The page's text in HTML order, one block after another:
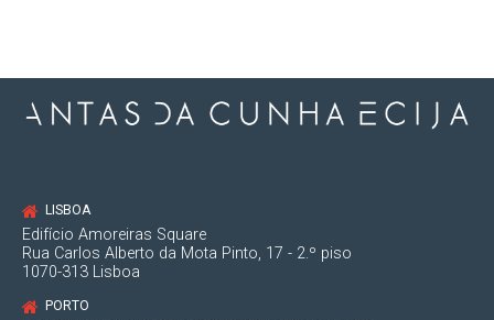
LISBOA
Edifício Amoreiras Square
Rua Carlos Alberto da Mota Pinto, 17 - 2.º piso
1070-313 Lisboa
PORTO